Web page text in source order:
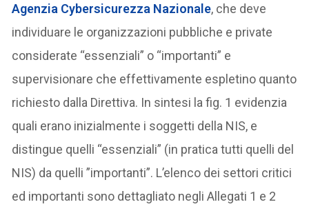
Agenzia Cybersicurezza Nazionale, che deve
individuare le organizzazioni pubbliche e private
considerate “essenziali” o “importanti” e
supervisionare che effettivamente espletino quanto
richiesto dalla Direttiva. In sintesi la fig. 1 evidenzia
quali erano inizialmente i soggetti della NIS, e
distingue quelli “essenziali” (in pratica tutti quelli del
NIS) da quelli ”importanti”. L’elenco dei settori critici
ed importanti sono dettagliato negli Allegati 1 e 2